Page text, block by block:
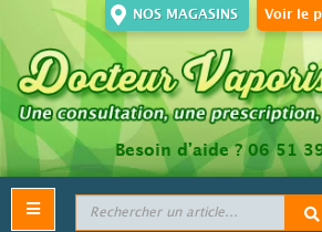
Voir le
NOS MAGASINS
Besoin d’aide ?06 51
Toggle